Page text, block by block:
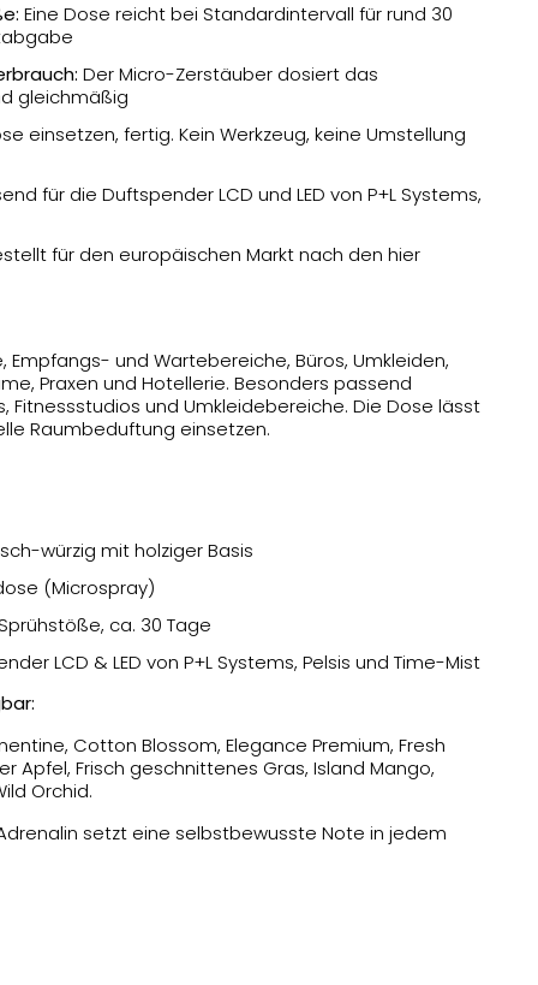
Eine Dose reicht bei Standardintervall für rund 30
Der Micro-Zerstäuber dosiert das
gleichmäßig
einsetzen, fertig. Kein Werkzeug, keine Umstellung
für die Duftspender LCD und LED von P+L Systems,
für den europäischen Markt nach den hier
und Wartebereiche, Büros, Umkleiden,
Praxen und Hotellerie. Besonders passend
Fitnessstudios und Umkleidebereiche. Die Dose lässt
Raumbeduftung einsetzen.
würzig mit holziger Basis
(Microspray)
ca. 30 Tage
LCD & LED von P+L Systems, Pelsis und Time-Mist
Cotton Blossom, Elegance Premium, Fresh
Apfel, Frisch geschnittenes Gras, Island Mango,
Orchid.
setzt eine selbstbewusste Note in jedem